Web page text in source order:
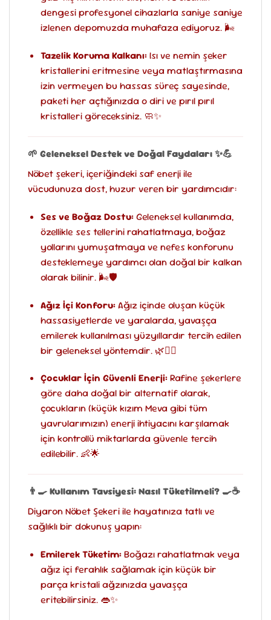
dengesi profesyonel cihazlarla saniye saniye
izlenen depomuzda muhafaza ediyoruz. 🌬️
Tazelik Koruma Kalkanı:Isı ve nemin şeker
kristallerini eritmesine veya matlaştırmasına
izin vermeyen bu hassas süreç sayesinde,
paketi her açtığınızda o diri ve pırıl pırıl
kristalleri göreceksiniz. 🧼✨
🌱 Geleneksel Destek ve Doğal Faydaları✨💪
Nöbet şekeri, içeriğindeki saf enerji ile
vücudunuza dost, huzur veren bir yardımcıdır:
Ses ve Boğaz Dostu:Geleneksel kullanımda,
özellikle ses tellerini rahatlatmaya, boğaz
yollarını yumuşatmaya ve nefes konforunu
desteklemeye yardımcı olan doğal bir kalkan
olarak bilinir. 🌬️🛡️
Ağız İçi Konforu:Ağız içinde oluşan küçük
hassasiyetlerde ve yaralarda, yavaşça
emilerek kullanılması yüzyıllardır tercih edilen
bir geleneksel yöntemdir. 🌿🧘‍♂️
Çocuklar İçin Güvenli Enerji:Rafine şekerlere
göre daha doğal bir alternatif olarak,
çocukların (küçük kızım Meva gibi tüm
yavrularımızın) enerji ihtiyacını karşılamak
için kontrollü miktarlarda güvenle tercih
edilebilir. 👶🌟
👨‍🍳 Kullanım Tavsiyesi: Nasıl Tüketilmeli? 🍳☕
Diyaron Nöbet Şekeri ile hayatınıza tatlı ve
sağlıklı bir dokunuş yapın:
Emilerek Tüketim:Boğazı rahatlatmak veya
ağız içi ferahlık sağlamak için küçük bir
parça kristali ağzınızda yavaşça
eritebilirsiniz. 👄✨